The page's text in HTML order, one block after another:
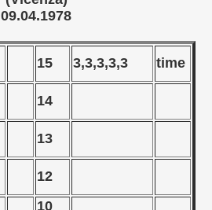
09.04.1978
15 3,3,3,3,3
time
14
13
12
10